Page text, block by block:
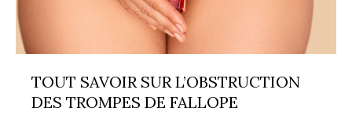
TOUT SAVOIR SUR L’OBSTRUCTION
DES TROMPES DE FALLOPE